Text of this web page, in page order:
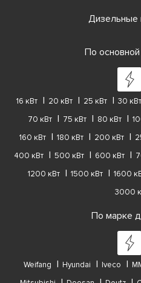
Дизельные
По
16 кВт 20 кВт 25 кВт 30 кВт
70 кВт
75 кВт 80 кВт
160 кВт
180 кВт 200 кВт
400 кВт
500 кВт 600 кВт
1200 кВт
1500 кВт 1600
3000
По марке
Weifang Hyundai Iveco